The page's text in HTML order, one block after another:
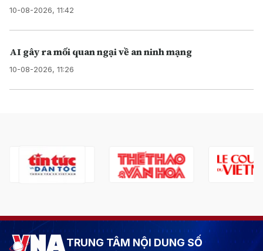
10-08-2026, 11:42
AI gây ra mối quan ngại về an ninh mạng
10-08-2026, 11:26
TRUNG TÂM NỘI DUNG SỐ